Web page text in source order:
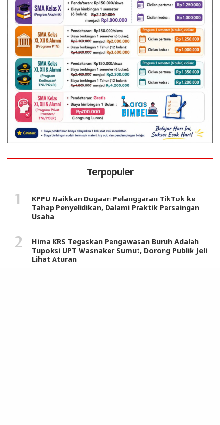
Terpopuler
KPPU Naikkan Dugaan Pelanggaran TikTok ke
Tahap Penyelidikan, Dalami Praktik Persaingan
Usaha
Hima KRS Tegaskan Pengawasan Buruh Adalah
Tupoksi UPT Wasnaker Sumut, Dorong Publik Jeli
Lihat Aturan